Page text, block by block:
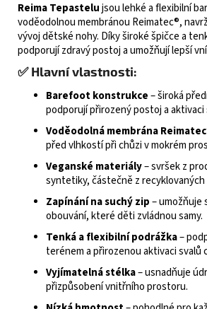
Reima Tepastelujsou lehké a flexibilní
voděodolnou membránou Reimatec®,
vývoj dětské nohy. Díky široké špičce a
podporují zdravý postoj a umožňují lepší
✅ Hlavní vlastnosti:
Barefoot konstrukce– široká
podporují přirozený postoj a aktivaci
Voděodolná membrána
před vlhkostí při chůzi v mokrém
Veganské materiály– svršek z
syntetiky, částečně z recyklovaných
Zapínání na suchý zip– umožňuje
obouvání, které děti zvládnou samy.
Tenká a flexibilní podrážka–
terénem a přirozenou aktivaci svalů
Vyjímatelná stélka– usnadňuje
přizpůsobení vnitřního prostoru.